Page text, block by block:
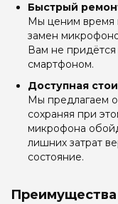
Быстрый
Мы ценим время
замен
Вам не придётся
смартфоном.
Доступная
Мы предлагаем
сохраняя при
микрофона
лишних затрат
состояние.